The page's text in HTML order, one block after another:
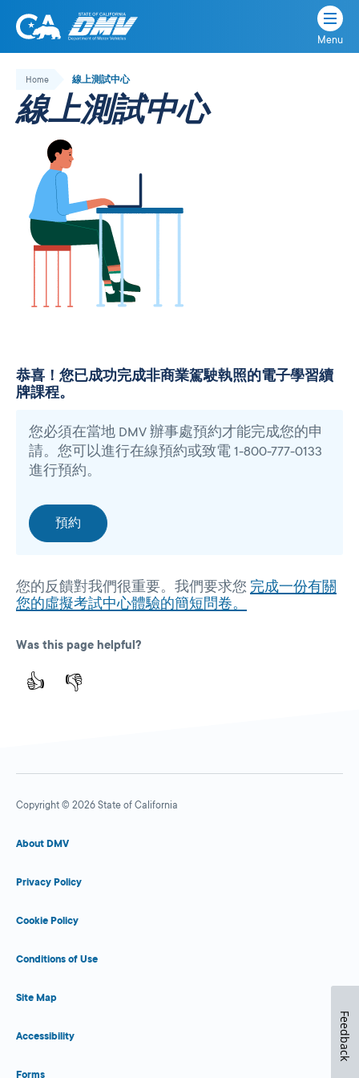
Skip
California
State
of
California
Department
Motor
Vehicles
Menu
Home 線上測試中心
線上測試中心
恭喜！您已成功完成非商業駕駛執照的電子學習續
牌課程。
您必須在當地 DMV 辦事處預約才能完成您的申
請。您可以進行在線預約或致電 1-800-777-0133
進行預約。
預約
您的反饋對我們很重要。我們要求您 完成一份有關
您的虛擬考試中心體驗的簡短問卷。
Was this page helpful?
👍 👎
Copyright © 2026 State of California
About DMV
Privacy Policy
Cookie Policy
Conditions of Use
Site Map
Accessibility
Forms
Feedback